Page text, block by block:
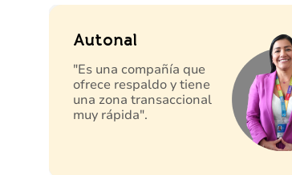
Autonal
"Es una compañía que
ofrece respaldo y tiene
una zona transaccional
muy rápida".